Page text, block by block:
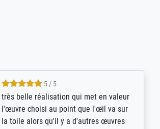
5 / 5
eine große Auswahl an Bildern und
deren Reproduktionsmöglichkeiten;
wurde sehr gut durch die einzelnen